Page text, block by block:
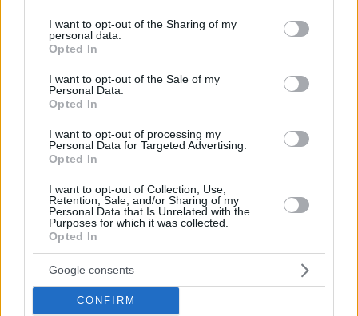
not limited to your visit or usage behaviour. You may click to
grant or deny consent to Google and its third-party tags to
use your data for below specified purposes in below Google
consent section.
I want to opt-out of the Sharing of my
personal data.
Opted In
I want to opt-out of the Sale of my
Personal Data.
Opted In
I want to opt-out of processing my
Personal Data for Targeted Advertising.
Opted In
I want to opt-out of Collection, Use,
Retention, Sale, and/or Sharing of my
Personal Data that Is Unrelated with the
Purposes for which it was collected.
Opted In
Google consents
CONFIRM